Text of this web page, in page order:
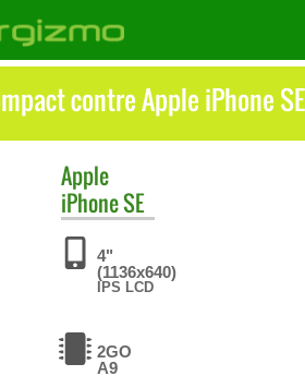
contre Apple iPhone SE
Apple
iPhone SE
4"
(1136x640)
IPS LCD
2GO
A9